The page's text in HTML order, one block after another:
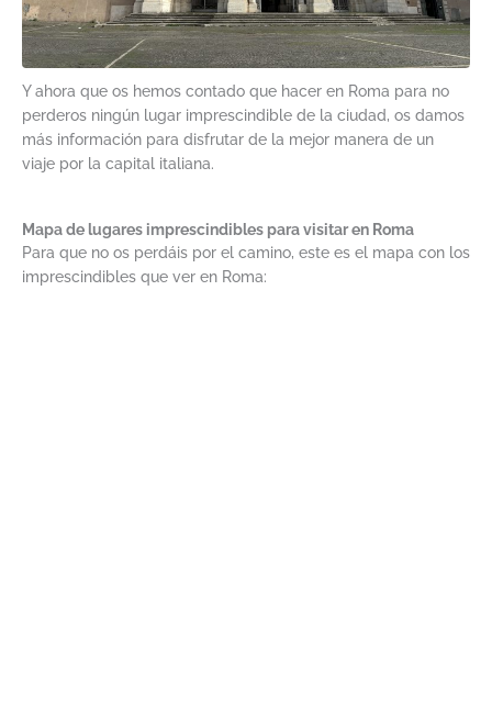
Y ahora que os hemos contado que hacer en Roma para no
perderos ningún lugar imprescindible de la ciudad, os damos
más información para disfrutar de la mejor manera de un
viaje por la capital italiana.
Mapa de lugares imprescindibles para visitar en Roma
Para que no os perdáis por el camino, este es el mapa con los
imprescindibles que ver en Roma: